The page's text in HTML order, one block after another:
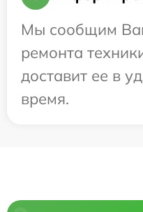
Мы сообщим
ремонта
доставит ее в
время.